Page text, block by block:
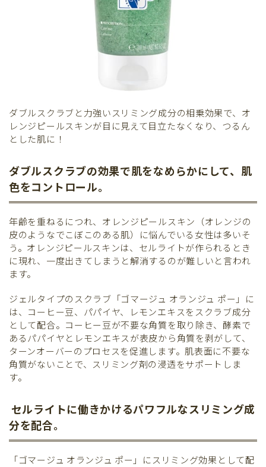
ダブルスクラブと力強いスリミング成分の相乗効果で、オ
レンジピールスキンが目に見えて目立たなくなり、つるん
とした肌に！
ダブルスクラブの効果で肌をなめらかにして、肌
色をコントロール。
年齢を重ねるにつれ、オレンジピールスキン（オレンジの
皮のようなでこぼこのある肌）に悩んでいる女性は多いそ
う。オレンジピールスキンは、セルライトが作られるとき
に現れ、一度出きてしまうと解消するのが難しいと言われ
ます。
ジェルタイプのスクラブ「ゴマージュ オランジュ ポー」に
は、コーヒー豆、パパイヤ、レモンエキスをスクラブ成分
として配合。コーヒー豆が不要な角質を取り除き、酵素で
あるパパイヤとレモンエキスが表皮から角質を剥がして、
ターンオーバーのプロセスを促進します。肌表面に不要な
角質がないことで、スリミング剤の浸透をサポートしま
す。
セルライトに働きかけるパワフルなスリミング成
分を配合。
「ゴマージュ オランジュ ポー」にスリミング効果として配